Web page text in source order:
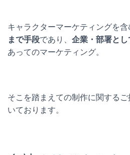
キャラクターマーケティングを
まで手段であり、 企業・部署と
あってのマーケティング。
そこを踏まえての制作に関する
いております。